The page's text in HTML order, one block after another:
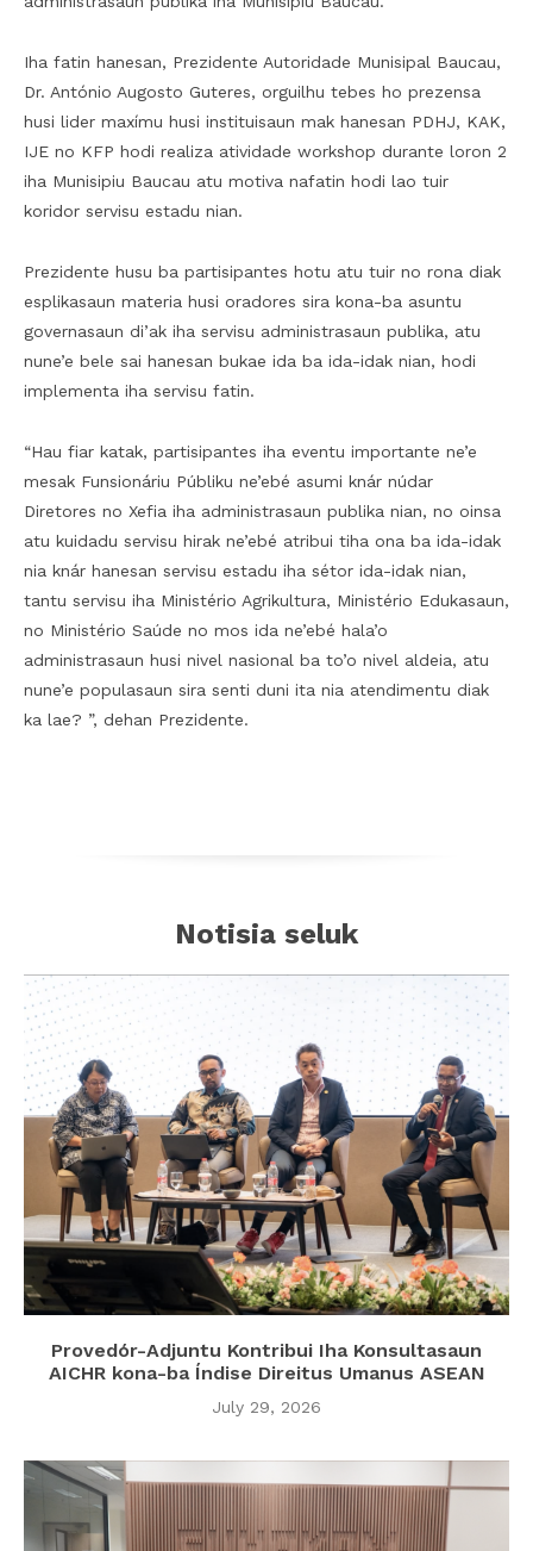
Iha fatin hanesan, Prezidente Autoridade Munisipal Baucau,
Dr. António Augosto Guteres, orguilhu tebes ho prezensa
husi lider maxímu husi instituisaun mak hanesan PDHJ, KAK,
IJE no KFP hodi realiza atividade workshop durante loron 2
iha Munisipiu Baucau atu motiva nafatin hodi lao tuir
koridor servisu estadu nian.
Prezidente husu ba partisipantes hotu atu tuir no rona diak
esplikasaun materia husi oradores sira kona-ba asuntu
governasaun di’ak iha servisu administrasaun publika, atu
nune’e bele sai hanesan bukae ida ba ida-idak nian, hodi
implementa iha servisu fatin.
“Hau fiar katak, partisipantes iha eventu importante ne’e
mesak Funsionáriu Públiku ne’ebé asumi knár núdar
Diretores no Xefia iha administrasaun publika nian, no oinsa
atu kuidadu servisu hirak ne’ebé atribui tiha ona ba ida-idak
nia knár hanesan servisu estadu iha sétor ida-idak nian,
tantu servisu iha Ministério Agrikultura, Ministério Edukasaun,
no Ministério Saúde no mos ida ne’ebé hala’o
administrasaun husi nivel nasional ba to’o nivel aldeia, atu
nune’e populasaun sira senti duni ita nia atendimentu diak
ka lae? ”, dehan Prezidente.
Notisia seluk
Provedór-Adjuntu Kontribui Iha Konsultasaun
AICHR kona-ba Índise Direitus Umanus ASEAN
July 29, 2026